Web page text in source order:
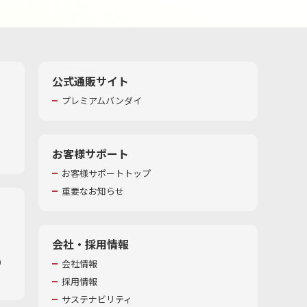
公式通販サイト
プレミアムバンダイ
お客様サポート
お客様サポートトップ
重要なお知らせ
会社・採用情報
会社情報
採用情報
サステナビリティ